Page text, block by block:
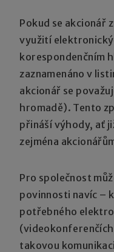
Pokud se akcionář
využití
korespondenčním
zaznamenáno v
akcionář se
hromadě). Tento
přináší výhody, ať
zejména
Pro společnost
povinnosti navíc –
potřebného
takovou